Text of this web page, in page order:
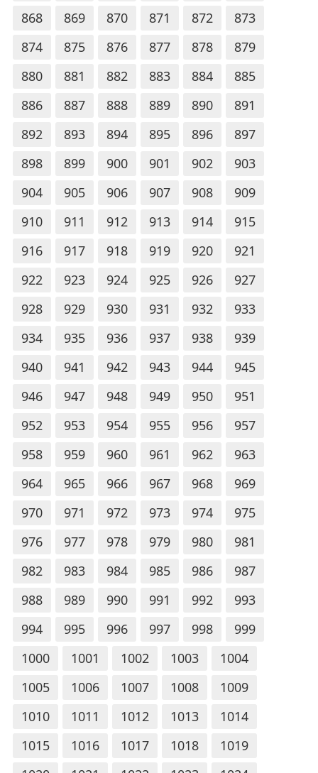
868
869 870 871 872
873
874
875 876 877 878
879
880
881 882 883 884
885
886
887 888 889 890
891
892
893 894 895 896
897
898
899 900 901 902
903
904
905 906 907 908
909
910
911 912 913 914
915
916
917 918 919 920
921
922
923 924 925 926
927
928
929 930 931 932
933
934
935 936 937 938
939
940
941 942 943 944
945
946
947 948 949 950
951
952
953 954 955 956
957
958
959 960 961 962
963
964
965 966 967 968
969
970
971 972 973 974
975
976
977 978 979 980
981
982
983 984 985 986
987
988
989 990 991 992
993
994
995 996 997 998
999
1000
1001 1002 1003
1004
1005
1006 1007 1008
1009
1010
1011 1012 1013
1014
1015
1016 1017 1018
1019